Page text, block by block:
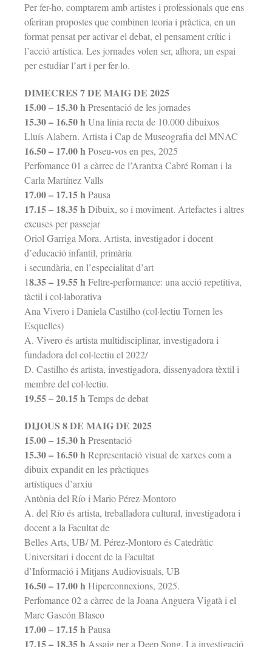
Per fer-ho, comptarem amb artistes i professionals que ens
oferiran propostes que combinen teoria i pràctica, en un
format pensat per activar el debat, el pensament crític i
l’acció artística. Les jornades volen ser, alhora, un espai
per estudiar l’art i per fer-lo.
DIMECRES 7 DE MAIG DE 2025
15.00 – 15.30 hPresentació de les jornades
15.30 – 16.50 hUna línia recta de 10.000 dibuixos
Lluís Alabern. Artista i Cap de Museografia del MNAC
16.50 – 17.00 hPoseu-vos en pes, 2025
Perfomance 01 a càrrec de l’Arantxa Cabré Roman i la
Carla Martínez Valls
17.00 – 17.15 hPausa
17.15 – 18.35 hDibuix, so i moviment. Artefactes i altres
excuses per passejar
Oriol Garriga Mora. Artista, investigador i docent
d’educació infantil, primària
i secundària, en l’especialitat d’art
18.35 – 19.55 hFeltre-performance: una acció repetitiva,
tàctil i col·laborativa
Ana Vivero i Daniela Castilho (col·lectiu Tornen les
Esquelles)
A. Vivero és artista multidisciplinar, investigadora i
fundadora del col·lectiu el 2022/
D. Castilho és artista, investigadora, dissenyadora tèxtil i
membre del col·lectiu.
19.55 – 20.15 hTemps de debat
DIJOUS 8 DE MAIG DE 2025
15.00 – 15.30 hPresentació
15.30 – 16.50 hRepresentació visual de xarxes com a
dibuix expandit en les pràctiques
artístiques d’arxiu
Antònia del Río i Mario Pérez-Montoro
A. del Río és artista, treballadora cultural, investigadora i
docent a la Facultat de
Belles Arts, UB/ M. Pérez-Montoro és Catedràtic
Universitari i docent de la Facultat
d’Informació i Mitjans Audiovisuals, UB
16.50 – 17.00 hHiperconnexions, 2025.
Perfomance 02 a càrrec de la Joana Anguera Vigatà i el
Marc Gascón Blasco
17.00 – 17.15 hPausa
17.15 – 18.35 h Assaig per a Deep Song. La investigació